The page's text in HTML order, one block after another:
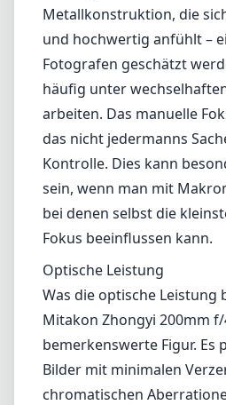
Metallkonstruktion, die
und hochwertig anfühlt –
Fotografen geschätzt
häufig unter
arbeiten. Das manuelle
das nicht jedermanns
Kontrolle. Dies kann
sein, wenn man mit
bei denen selbst die
Fokus beeinflussen kann.
Optische Leistung
Was die optische Leistung
Mitakon Zhongyi 200mm
bemerkenswerte Figur. Es
Bilder mit minimalen
chromatischen